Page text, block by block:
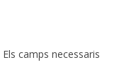
Els camps necessaris